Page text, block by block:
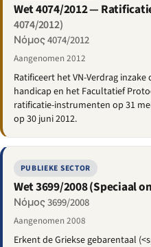
Wet 4074/2012 —
4074/2012)
Νόμος 4074/2012
Aangenomen 2012
Ratificeert het VN-Verdrag
handicap en het Facultatief
ratificatie-instrumenten op 31
op 30 juni 2012.
PUBLIEKE SECTOR
Wet 3699/2008 (Speciaal
Νόμος 3699/2008
Aangenomen 2008
Erkent de Griekse gebarentaal